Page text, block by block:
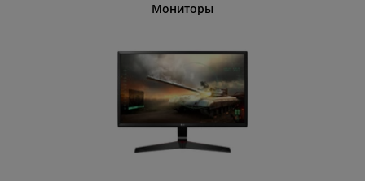
Мониторы